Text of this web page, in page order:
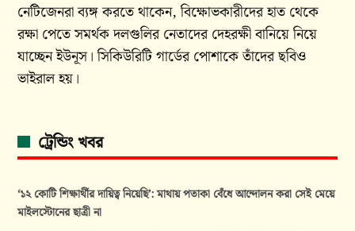
নেটিজেনরা ব্যঙ্গ করতে থাকেন, বিক্ষোভকারীদের হাত থেকে
রক্ষা পেতে সমর্থক দলগুলির নেতাদের দেহরক্ষী বানিয়ে নিয়ে
যাচ্ছেন ইউনূস। সিকিউরিটি গার্ডের পোশাকে তাঁদের ছবিও
ভাইরাল হয়।
ট্রেন্ডিং খবর
‘১২ কোটি শিক্ষার্থীর দায়িত্ব নিয়েছি’: মাথায় পতাকা বেঁধে আন্দোলন করা সেই মেয়ে
মাইলস্টোনের ছাত্রী না